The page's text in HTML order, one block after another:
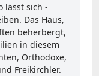
lässt sich -
Das Haus,
beherbergt,
in diesem
Orthodoxe,
Freikirchler.